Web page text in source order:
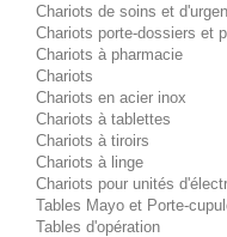
Chariots de soins et
Chariots porte-dossiers et
Chariots à pharmacie
Chariots
Chariots en acier inox
Chariots à tablettes
Chariots à tiroirs
Chariots à linge
Chariots pour unités
Tables Mayo et Porte-
Tables d'opération